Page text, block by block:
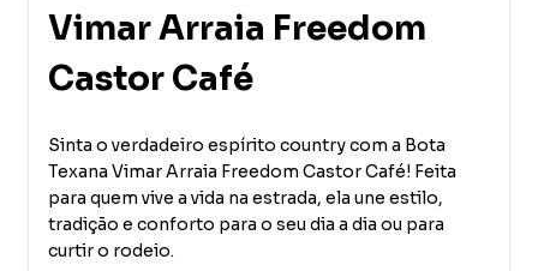
Vimar Arraia Freedom
Castor Café
Sinta o verdadeiro espírito country com a Bota
Texana Vimar Arraia Freedom Castor Café! Feita
para quem vive a vida na estrada, ela une estilo,
tradição e conforto para o seu dia a dia ou para
curtir o rodeio.